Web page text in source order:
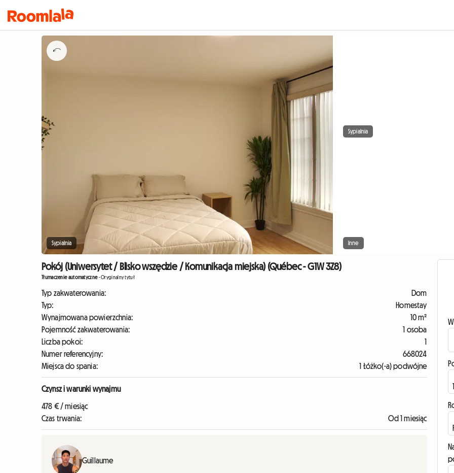
Sypialnia
Sypialnia
Inne
Pokój (Uniwersytet / Blisko wszędzie / Komunikacja miejska) (Québec - G1W 3Z8)
Tłumaczenie automatyczne-Oryginalny tytuł
Typ zakwaterowania:
Dom
Typ:
Homestay
Wynajmowana powierzchnia:
10 m²
Pojemność zakwaterowania:
1 osoba
Liczba pokoi:
1
Numer referencyjny:
668024
Miejsca do spania:
1 Łóżko(-a) podwójne
Czynsz i warunki wynajmu
478 € / miesiąc
Czas trwania:
Od 1 miesiąc
Guillaume